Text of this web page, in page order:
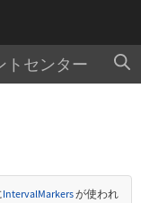
トセンター
IntervalMarkersが使われ